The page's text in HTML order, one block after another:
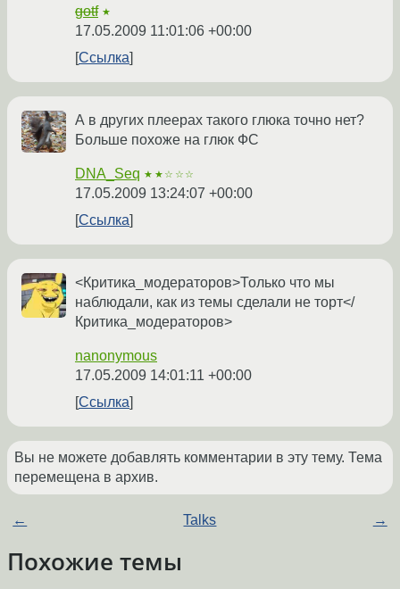
gotf ★
17.05.2009 11:01:06 +00:00
Ссылка
А в других плеерах такого глюка точно нет?
Больше похоже на глюк ФС
DNA_Seq ★★☆☆☆
17.05.2009 13:24:07 +00:00
Ссылка
<Критика_модераторов>Только что мы
наблюдали, как из темы сделали не торт</
Критика_модераторов>
nanonymous
17.05.2009 14:01:11 +00:00
Ссылка
Вы не можете добавлять комментарии в эту тему. Тема
перемещена в архив.
← Talks →
Похожие темы